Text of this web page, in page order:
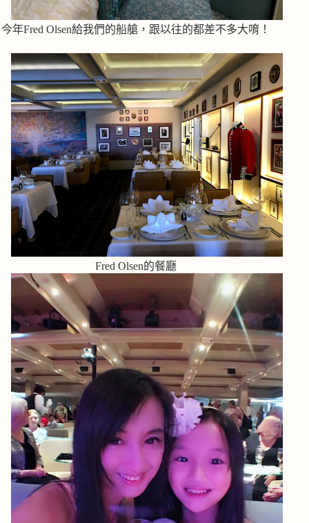
今年Fred Olsen給我們的船艙，跟以往的都差不多大唷！
Fred Olsen的餐廳